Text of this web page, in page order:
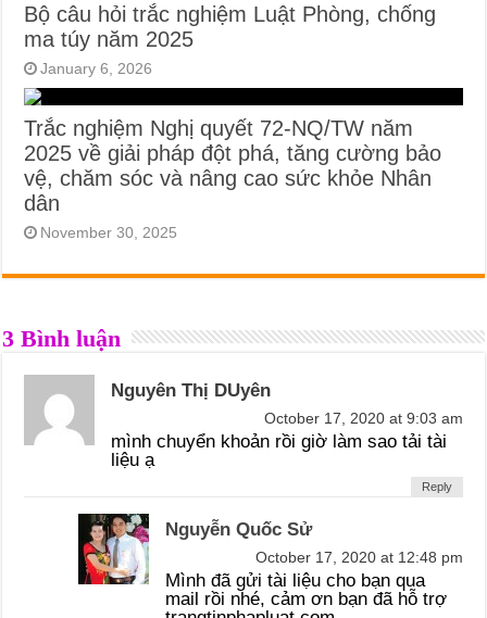
Bộ câu hỏi trắc nghiệm Luật Phòng, chống
ma túy năm 2025
January 6, 2026
Trắc nghiệm Nghị quyết 72-NQ/TW năm
2025 về giải pháp đột phá, tăng cường bảo
vệ, chăm sóc và nâng cao sức khỏe Nhân
dân
November 30, 2025
3 Bình luận
Nguyên Thị DUyên
October 17, 2020 at 9:03 am
mình chuyển khoản rồi giờ làm sao tải tài
liệu ạ
Reply
Nguyễn Quốc Sử
October 17, 2020 at 12:48 pm
Mình đã gửi tài liệu cho bạn qua
mail rồi nhé, cảm ơn bạn đã hỗ trợ